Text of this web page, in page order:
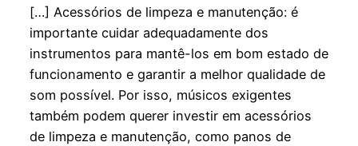
[…] Acessórios de limpeza e manutenção: é
importante cuidar adequadamente dos
instrumentos para mantê-los em bom estado de
funcionamento e garantir a melhor qualidade de
som possível. Por isso, músicos exigentes
também podem querer investir em acessórios
de limpeza e manutenção, como panos de